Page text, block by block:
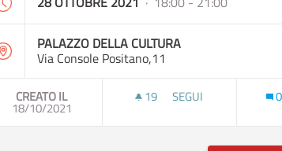
PALAZZO DELLA CULTURA
Via Console Positano,11
CREATO IL
18/10/2021
19 19 SOSTENITORI
SEGUI
TAPPA PERCORSO
0